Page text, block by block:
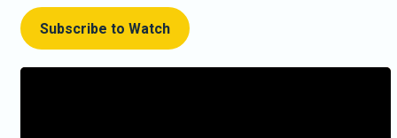
Subscribe to Watch